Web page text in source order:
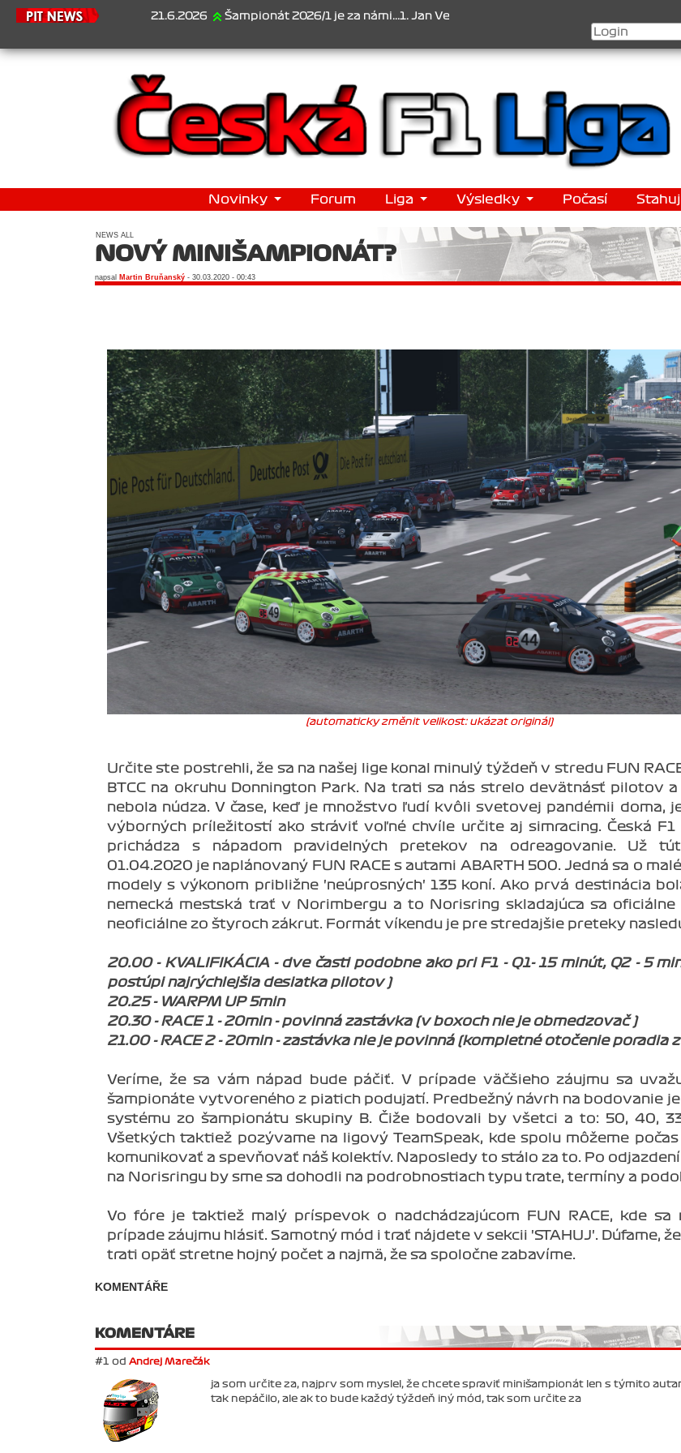
21.6.2026 Šampionát 2026/1 je za námi...1. Jan Veselý , 2. Jan Nováček , 3. Jakub Chmelík , Pohár
Novinky Forum Liga Výsledky Počasí Stahuj
NEWS ALL
NOVÝ MINIŠAMPIONÁT?
napsal Martin Bruňanský - 30.03.2020 - 00:43
(automaticky změnit velikost: ukázat originál)
Určite ste postrehli, že sa na našej lige konal minulý týždeň v stredu FUN
BTCC na okruhu Donnington Park. Na trati sa nás strelo devätnásť pilotov
nebola núdza. V čase, keď je množstvo ľudí kvôli svetovej pandémii doma,
výborných príležitostí ako stráviť voľné chvíle určite aj simracing. Česká F1
prichádza s nápadom pravidelných pretekov na odreagovanie. Už
01.04.2020 je naplánovaný FUN RACE s autami ABARTH 500. Jedná sa o
modely s výkonom približne 'neúprosných' 135 koní. Ako prvá destinácia
nemecká mestská trať v Norimbergu a to Norisring skladajúca sa oficiálne
neoficiálne zo štyroch zákrut. Formát víkendu je pre stredajšie preteky
20.00 - KVALIFIKÁCIA - dve časti podobne ako pri F1 - Q1- 15 minút, Q2 - 5
postúpi najrýchlejšia desiatka pilotov )
20.25 - WARPM UP 5min
20.30 - RACE 1 - 20min - povinná zastávka (v boxoch nie je obmedzovač )
21.00 - RACE 2 - 20min - zastávka nie je povinná (kompletné otočenie poradia z
Veríme, že sa vám nápad bude páčiť. V prípade väčšieho záujmu sa
šampionáte vytvoreného z piatich podujatí. Predbežný návrh na bodovanie
systému zo šampionátu skupiny B. Čiže bodovali by všetci a to: 50, 40,
Všetkých taktiež pozývame na ligový TeamSpeak, kde spolu môžeme
komunikovať a spevňovať náš kolektív. Naposledy to stálo za to. Po
na Norisringu by sme sa dohodli na podrobnostiach typu trate, termíny a
Vo fóre je taktiež malý príspevok o nadchádzajúcom FUN RACE, kde sa
prípade záujmu hlásiť. Samotný mód i trať nájdete v sekcii 'STAHUJ'. Dúfame, že
trati opäť stretne hojný počet a najmä, že sa spoločne zabavíme.
KOMENTÁŘE
KOMENTÁRE
#1 od Andrej Marečák
ja som určite za, najprv som myslel, že chcete spraviť minišampionát len s týmito
tak nepáčilo, ale ak to bude každý týždeň iný mód, tak som určite za